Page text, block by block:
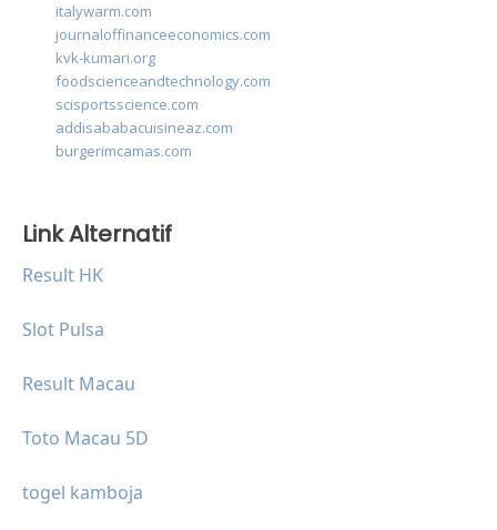
italywarm.com
journaloffinanceeconomics.com
kvk-kumari.org
foodscienceandtechnology.com
scisportsscience.com
addisababacuisineaz.com
burgerimcamas.com
Link Alternatif
Result HK
Slot Pulsa
Result Macau
Toto Macau 5D
togel kamboja